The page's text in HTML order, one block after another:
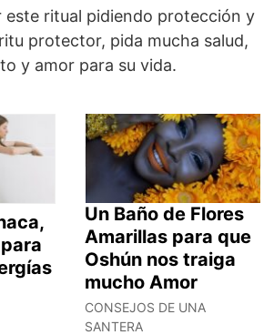
este ritual pidiendo protección y
protector, pida mucha salud,
y amor para su vida.
Un Baño de Flores
Amarillas para que
Oshún nos traiga
mucho Amor
CONSEJOS DE UNA
SANTERA